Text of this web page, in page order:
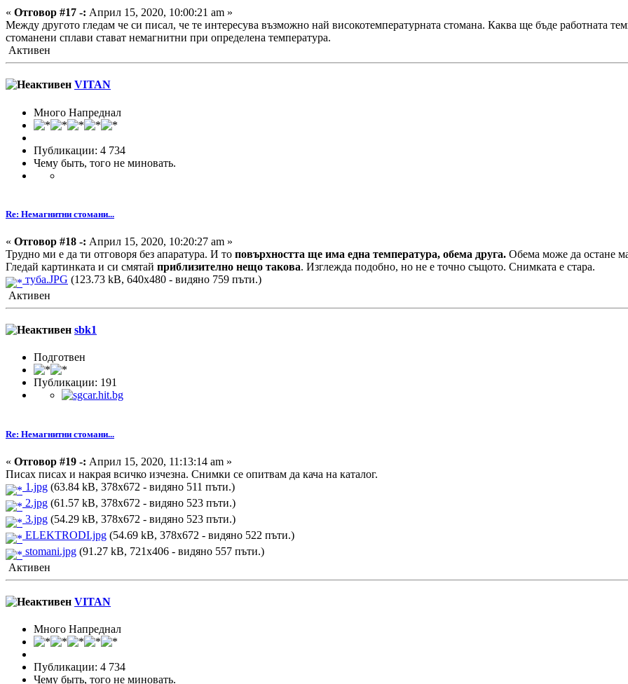
« Отговор #17 -: Април 15, 2020, 10:00:21 am »
Между другото гледам че си писал, че те интересува възможно най високотемпературната стомана. Каква ще бъде работната
стоманени сплави стават немагнитни при определена температура.
Активен
VITAN
Много Напреднал
Публикации: 4 734
Чему быть, того не миновать.
Re: Немагнитни стомани...
« Отговор #18 -: Април 15, 2020, 10:20:27 am »
Трудно ми е да ти отговоря без апаратура. И то повърхността ще има една температура, обема друга. Обема може да остане
Гледай картинката и си смятай приблизително нещо такова. Изглежда подобно, но не е точно същото. Снимката е стара.
туба.JPG (123.73 kB, 640x480 - видяно 759 пъти.)
Активен
sbk1
Подготвен
Публикации: 191
Re: Немагнитни стомани...
« Отговор #19 -: Април 15, 2020, 11:13:14 am »
Писах писах и накрая всичко изчезна. Снимки се опитвам да кача на каталог.
1.jpg (63.84 kB, 378x672 - видяно 511 пъти.)
2.jpg (61.57 kB, 378x672 - видяно 523 пъти.)
3.jpg (54.29 kB, 378x672 - видяно 523 пъти.)
ELEKTRODI.jpg (54.69 kB, 378x672 - видяно 522 пъти.)
stomani.jpg (91.27 kB, 721x406 - видяно 557 пъти.)
Активен
VITAN
Много Напреднал
Публикации: 4 734
Чему быть, того не миновать.